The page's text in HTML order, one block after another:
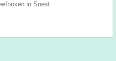
in Soest.